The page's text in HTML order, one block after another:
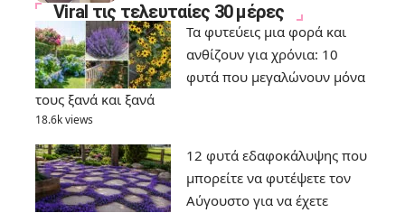
Viral τις τελευταίες 30 μέρες
Τα φυτεύεις μια φορά και
ανθίζουν για χρόνια: 10
φυτά που μεγαλώνουν μόνα
τους ξανά και ξανά
18.6k views
12 φυτά εδαφοκάλυψης που
μπορείτε να φυτέψετε τον
Αύγουστο για να έχετε